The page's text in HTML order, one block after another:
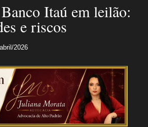
Itaú em leilão:
e riscos
2026